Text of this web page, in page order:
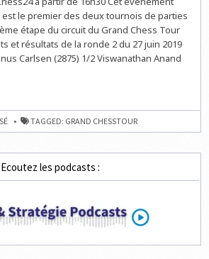
le premier des deux tournois de parties
étape du circuit du Grand Chess Tour
et résultats de la ronde 2 du 27 juin 2019
Carlsen (2875) 1/2 Viswanathan Anand
TAGGED: GRAND CHESSTOUR
Ecoutez les podcasts :